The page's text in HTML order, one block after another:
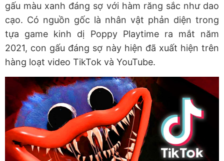
gấu màu xanh đáng sợ với hàm răng sắc như dao
cạo. Có nguồn gốc là nhân vật phản diện trong
tựa game kinh dị Poppy Playtime ra mắt năm
2021, con gấu đáng sợ này hiện đã xuất hiện trên
hàng loạt video TikTok và YouTube.